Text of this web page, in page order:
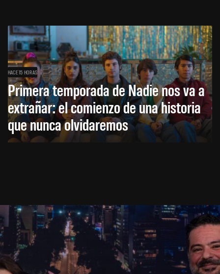
HACE 15 HORAS
Primera temporada de Nadie nos va a
extrañar: el comienzo de una historia
que nunca olvidaremos